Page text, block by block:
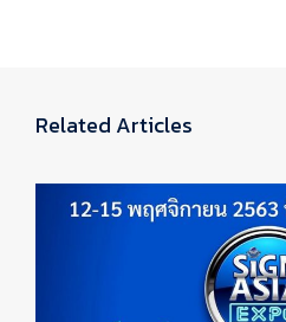
Related Articles